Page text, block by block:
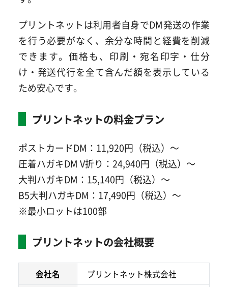
プリントネットは利用者自身でDM発送の作業
を行う必要がなく、余分な時間と経費を削減
できます。価格も、印刷・宛名印字・仕分
け・発送代行を全て含んだ額を表示している
ため安心です。
プリントネットの料金プラン
ポストカードDM：11,920円（税込）～
圧着ハガキDM V折り：24,940円（税込）～
大判ハガキDM：15,140円（税込）～
B5大判ハガキDM：17,490円（税込）～
※最小ロットは100部
プリントネットの会社概要
会社名 プリントネット株式会社